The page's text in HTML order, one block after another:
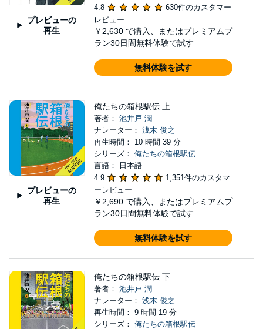
プレビューの
再生
4.8
630件のカスタマー
レビュー
￥2,630 で購入、またはプレミアムプ
ラン30日間無料体験で試す
無料体験を試す
プレビューの
再生
俺たちの箱根駅伝 上
著者： 池井戸 潤
ナレーター： 浅木 俊之
再生時間： 10 時間 39 分
シリーズ： 俺たちの箱根駅伝
言語： 日本語
4.9
1,351件のカスタマ
ーレビュー
￥2,690 で購入、またはプレミアムプ
ラン30日間無料体験で試す
無料体験を試す
俺たちの箱根駅伝 下
著者： 池井戸 潤
ナレーター： 浅木 俊之
再生時間： 9 時間 19 分
シリーズ： 俺たちの箱根駅伝